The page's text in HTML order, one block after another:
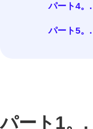
パート4。.
パート5。.
パート1。.